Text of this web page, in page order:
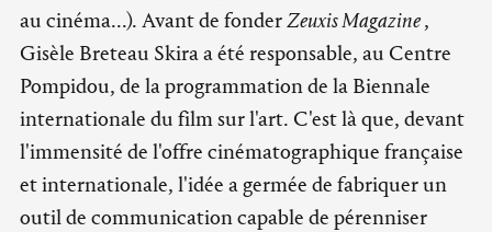
au cinéma...). Avant de fonderZeuxis Magazine,
Gisèle Breteau Skira a été responsable, au Centre
Pompidou, de la programmation de la Biennale
internationale du film sur l'art. C'est là que, devant
l'immensité de l'offre cinématographique française
et internationale, l'idée a germée de fabriquer un
outil de communication capable de pérenniser